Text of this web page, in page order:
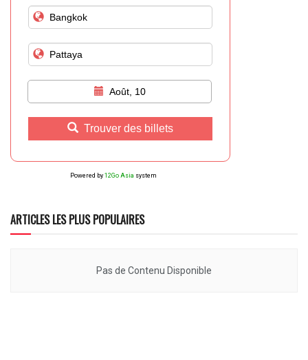
Août, 10
Trouver des billets
Powered by 12Go Asia system
ARTICLES LES PLUS POPULAIRES
Pas de Contenu Disponible